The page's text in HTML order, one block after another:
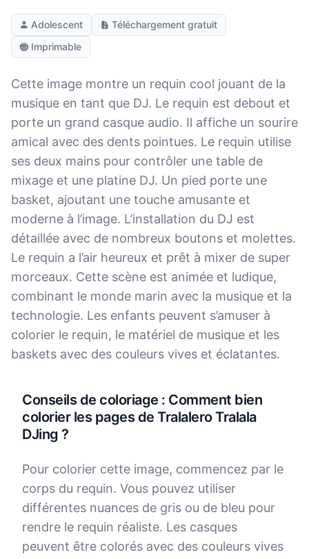
Adolescent
Téléchargement gratuit
Imprimable
Cette image montre un requin cool jouant de la
musique en tant que DJ. Le requin est debout et
porte un grand casque audio. Il affiche un sourire
amical avec des dents pointues. Le requin utilise
ses deux mains pour contrôler une table de
mixage et une platine DJ. Un pied porte une
basket, ajoutant une touche amusante et
moderne à l’image. L’installation du DJ est
détaillée avec de nombreux boutons et molettes.
Le requin a l’air heureux et prêt à mixer de super
morceaux. Cette scène est animée et ludique,
combinant le monde marin avec la musique et la
technologie. Les enfants peuvent s’amuser à
colorier le requin, le matériel de musique et les
baskets avec des couleurs vives et éclatantes.
Conseils de coloriage : Comment bien
colorier les pages de Tralalero Tralala
DJing ?
Pour colorier cette image, commencez par le
corps du requin. Vous pouvez utiliser
différentes nuances de gris ou de bleu pour
rendre le requin réaliste. Les casques
peuvent être colorés avec des couleurs vives